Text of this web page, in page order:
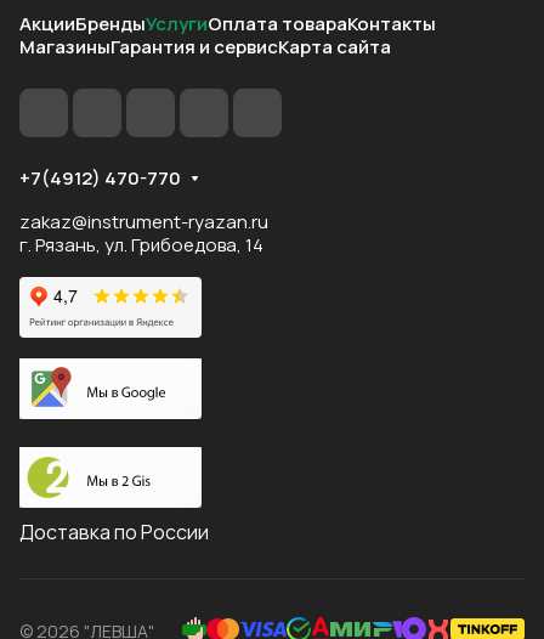
АкцииБрендыУслугиОплата товараКонтакты
МагазиныГарантия и сервисКарта сайта
+7(4912) 470-770
zakaz@instrument-ryazan.ru
г. Рязань, ул. Грибоедова, 14
Доставка по России
© 2026 "ЛЕВША"